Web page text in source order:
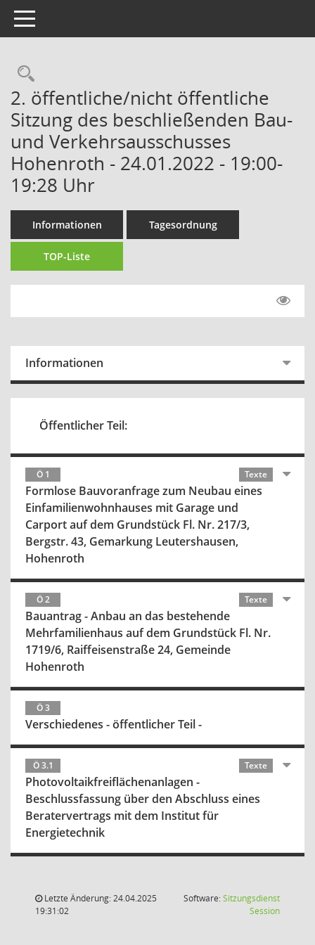
Toggle navigation
Rechercheauswahl
2. öffentliche/nicht öffentliche
Sitzung des beschließenden Bau-
und Verkehrsausschusses
Hohenroth - 24.01.2022 - 19:00-
19:28 Uhr
Informationen Tagesordnung
TOP-Liste
Informationen
Öffentlicher Teil:
Ö 1 Texte
Formlose Bauvoranfrage zum Neubau eines
Einfamilienwohnhauses mit Garage und
Carport auf dem Grundstück Fl. Nr. 217/3,
Bergstr. 43, Gemarkung Leutershausen,
Hohenroth
Ö 2 Texte
Bauantrag - Anbau an das bestehende
Mehrfamilienhaus auf dem Grundstück Fl. Nr.
1719/6, Raiffeisenstraße 24, Gemeinde
Hohenroth
Ö 3
Verschiedenes - öffentlicher Teil -
Ö 3.1 Texte
Photovoltaikfreiflächenanlagen -
Beschlussfassung über den Abschluss eines
Beratervertrags mit dem Institut für
Energietechnik
Letzte Änderung: 24.04.2025
19:31:02
Software:Sitzungsdienst
Session(Wird in